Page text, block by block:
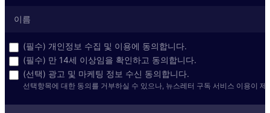
(필수) 개인정보 수집 및 이용에 동의합니다.
(필수) 만 14세 이상임을 확인하고 동의합니다.
(선택) 광고 및 마케팅 정보 수신 동의합니다.
선택항목에 대한 동의를 거부하실 수 있으나, 뉴스레터 구독 서비스 이용이 제